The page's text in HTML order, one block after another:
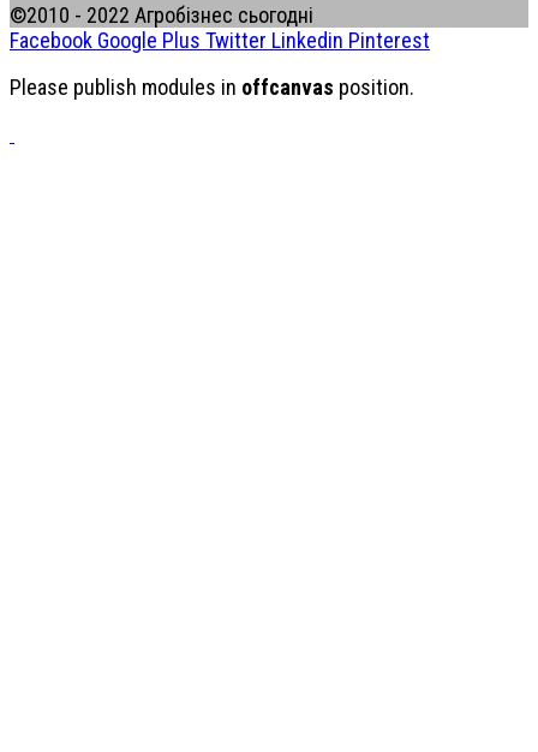
©2010 - 2022 Агробізнес сьогодні
Facebook Google Plus Twitter Linkedin Pinterest
Please publish modules in offcanvas position.